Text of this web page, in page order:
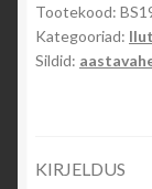
Tootekood:
Kategooriad:
Sildid:
KIRJELDUS